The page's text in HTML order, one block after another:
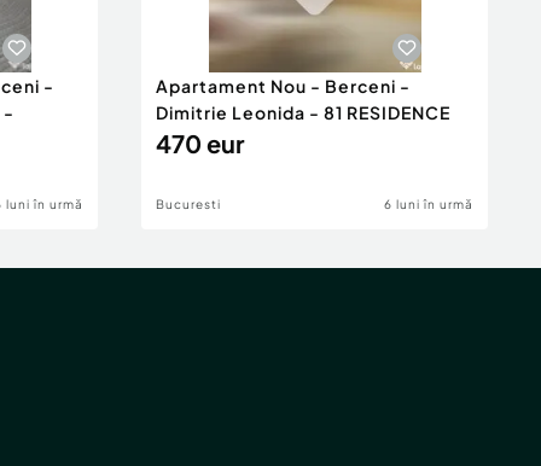
-
-
luni în urmă
Apartament Nou - Berceni -
Dimitrie Leonida - 81 RESIDENCE
470 eur
Bucuresti 6 luni în urmă